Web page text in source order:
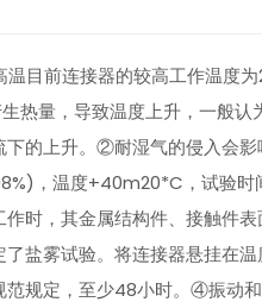
目前连接器的较高工作温度
量，导致温度上升，一般认
的上升。②耐湿气的侵入会
，温度+40m20*C，试验
时，其金属结构件、接触件
盐雾试验。将连接器悬挂在
规定，至少48小时。④振动